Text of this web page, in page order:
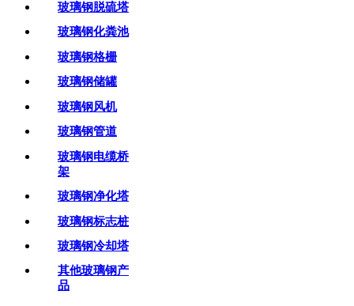
玻璃钢脱硫塔
玻璃钢化粪池
玻璃钢格栅
玻璃钢储罐
玻璃钢风机
玻璃钢管道
玻璃钢电缆桥
架
玻璃钢净化塔
玻璃钢标志桩
玻璃钢冷却塔
其他玻璃钢产
品